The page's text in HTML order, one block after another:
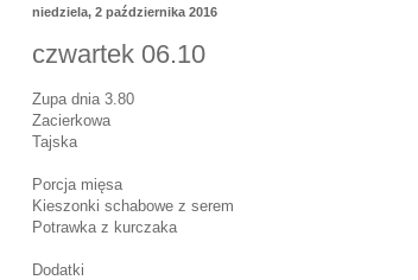
niedziela, 2 października 2016
czwartek 06.10
Zupa dnia 3.80
Zacierkowa
Tajska
Porcja mięsa
Kieszonki schabowe z serem
Potrawka z kurczaka
Dodatki